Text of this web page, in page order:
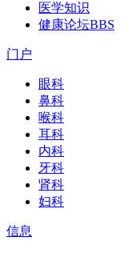
医学知识
健康论坛BBS
门户
眼科
鼻科
喉科
耳科
内科
牙科
肾科
妇科
信息